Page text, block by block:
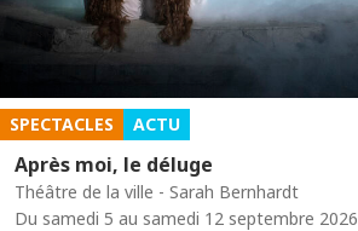
SPECTACLES ACTU
Après moi, le déluge
Théâtre de la ville - Sarah Bernhardt
Du samedi 5 au samedi 12 septembre 2026